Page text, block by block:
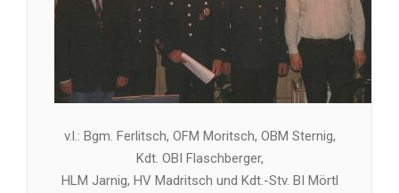
v.l.: Bgm. Ferlitsch, OFM Moritsch, OBM Sternig,
Kdt. OBI Flaschberger,
HLM Jarnig, HV Madritsch und Kdt.-Stv. BI Mörtl